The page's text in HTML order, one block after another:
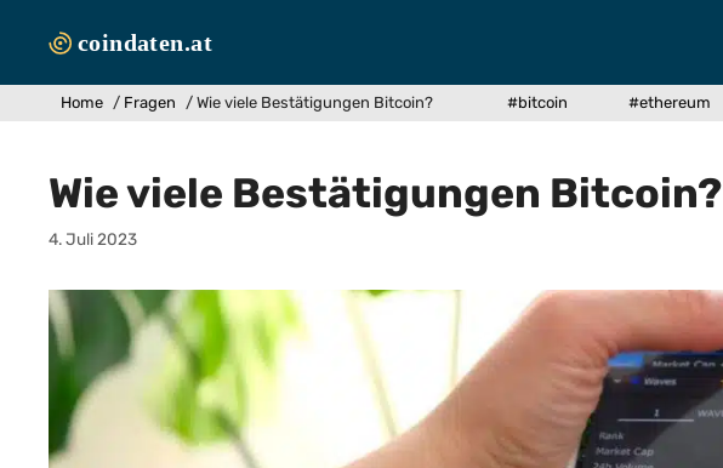
Inhalt
Home / Fragen / Wie viele Bestätigungen Bitcoin? #bitcoin #ethereum
Wie viele Bestätigungen Bitcoin?
4. Juli 2023